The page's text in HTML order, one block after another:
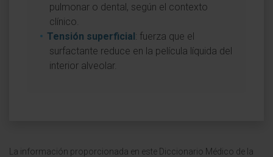
pulmonar o dental, según el contexto
clínico.
Tensión superficial: fuerza que el
surfactante reduce en la película líquida del
interior alveolar.
La información proporcionada en este Diccionario Médico de la